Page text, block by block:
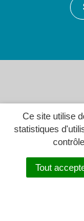
Ce site utilise
statistiques
Tout